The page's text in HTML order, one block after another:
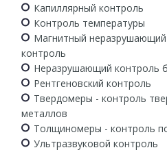
Капиллярный контроль
Контроль температуры
Магнитный неразрушающий
контроль
Неразрушающий контроль
Рентгеновский контроль
Твердомеры - контроль
металлов
Толщиномеры - контроль
Ультразвуковой контроль